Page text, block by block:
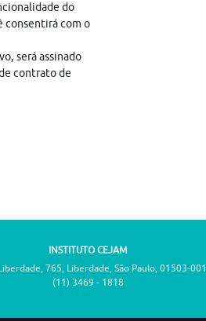
do
consentirá com o
será assinado
contrato de
INSTITUTO CEJAM
765, Liberdade, São Paulo, 01503-001
(11) 3469 - 1818